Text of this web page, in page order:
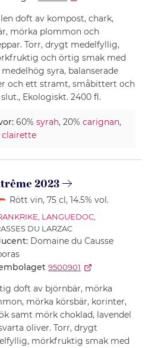
doft av kompost, chark,
mörka plommon och
Torr, drygt medelfyllig,
och örtig smak med
syra, balanserade
och ett stramt, småbittert och
Ekologiskt. 2400 fl.
60%syrah, 20%carignan,
clairette
2023
Rött vin, 75 cl, 14.5% vol.
LANGUEDOC,
DU LARZAC
Domaine du Causse
9500901
doft av björnbär, mörka
mörka körsbär, korinter,
samt mörk choklad, lavendel
oliver. Torr, drygt
mörkfruktig smak med